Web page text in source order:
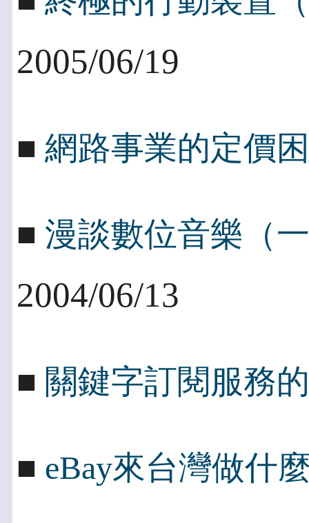
2005/06/19
■ 網路事業的定價
■ 漫談數位音樂（
2004/06/13
■ 關鍵字訂閱服務
■ eBay來台灣做什